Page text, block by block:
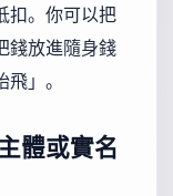
扣。你可以把
錢放進隨身錢
」。
體或實名